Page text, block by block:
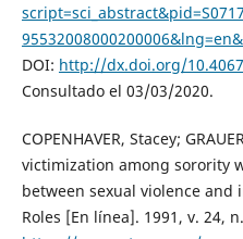
DOI: http://dx.doi.org/
Consultado el 03/03/2020.
COPENHAVER, Stacey;
victimization among sorority
between sexual violence and
Roles [En línea]. 1991, v. 24,